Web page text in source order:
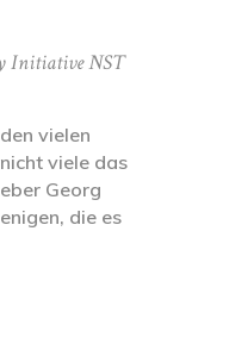
Initiative NST
vielen
viele das
Georg
die es